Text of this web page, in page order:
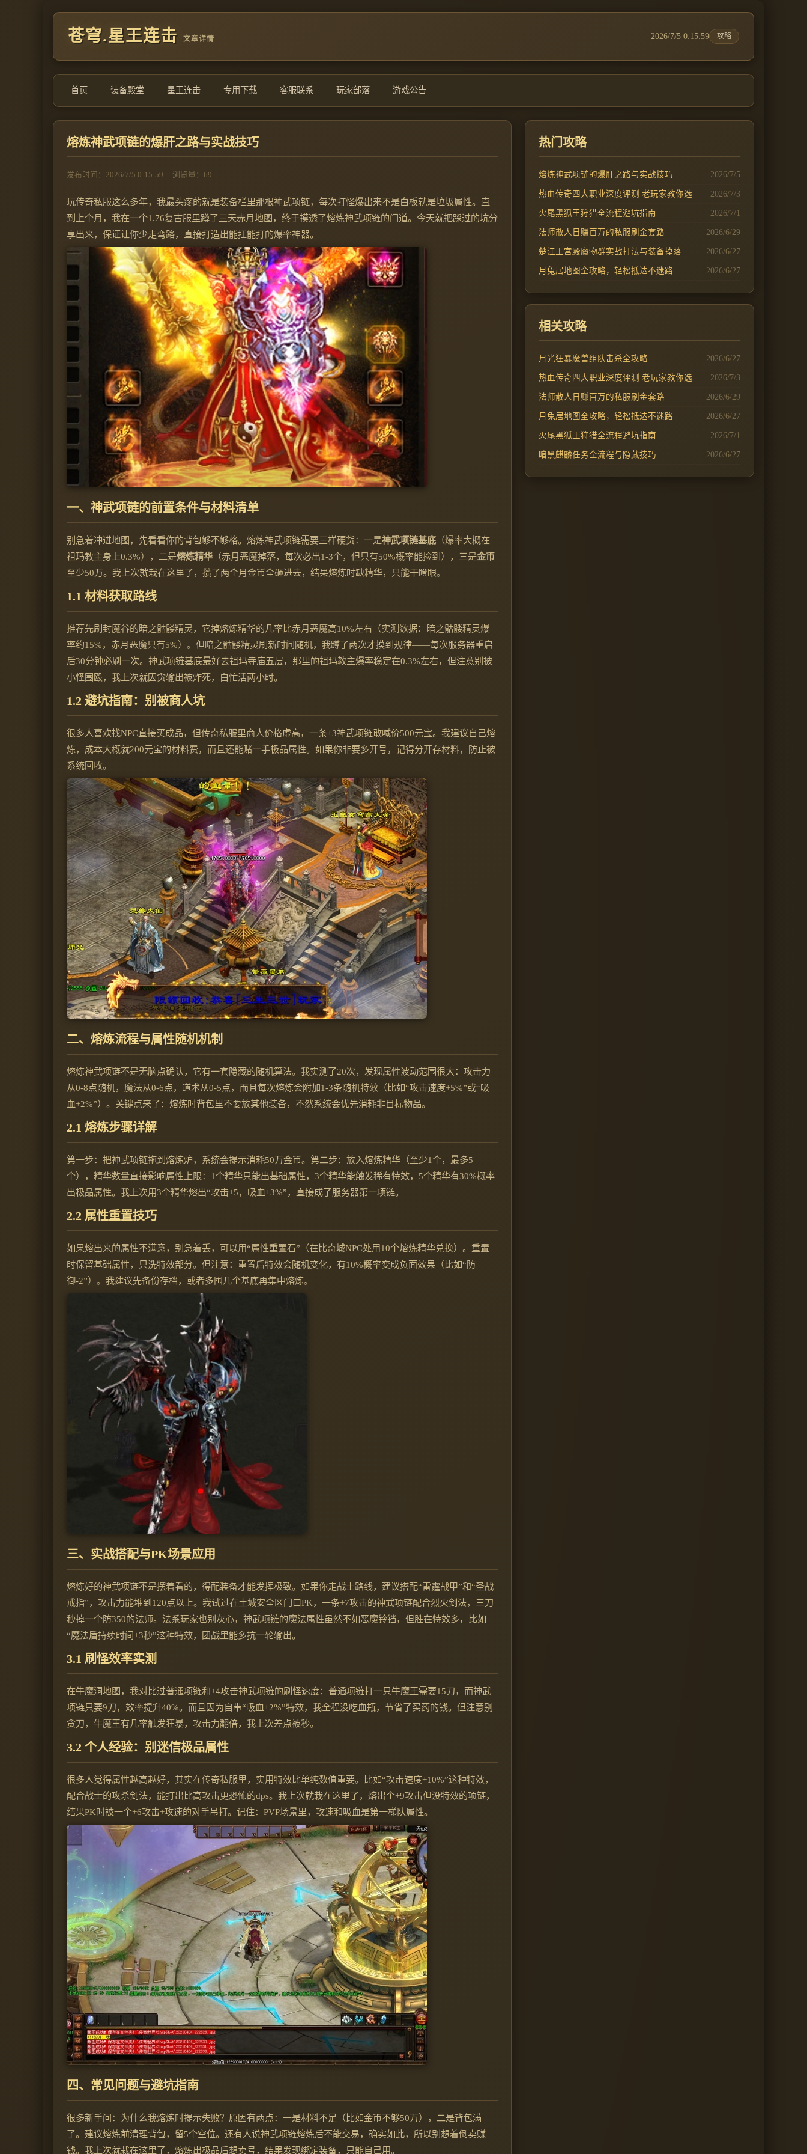
苍穹.星王连击 文章详情 2026/7/5 0:15:59 攻略
首页 装备殿堂 星王连击 专用下载 客服联系 玩家部落 游戏公告
熔炼神武项链的爆肝之路与实战技巧
发布时间：2026/7/5 0:15:59 浏览量：69
玩传奇私服这么多年，我最头疼的就是装备栏里那根神武项链，每次打怪爆出来不是白板就是垃圾属性。直
到上个月，我在一个1.76复古服里蹲了三天赤月地图，终于摸透了熔炼神武项链的门道。今天就把踩过的坑分
享出来，保证让你少走弯路，直接打造出能扛能打的爆率神器。
一、神武项链的前置条件与材料清单
别急着冲进地图，先看看你的背包够不够格。熔炼神武项链需要三样硬货：一是神武项链基底 （爆率大概在
祖玛教主身上0.3%），二是熔炼精华 （赤月恶魔掉落，每次必出1-3个，但只有50%概率能捡到），三是金币
至少50万。我上次就栽在这里了，攒了两个月金币全砸进去，结果熔炼时缺精华，只能干瞪眼。
1.1 材料获取路线
推荐先刷封魔谷的暗之骷髅精灵，它掉熔炼精华的几率比赤月恶魔高10%左右（实测数据：暗之骷髅精灵爆
率约15%，赤月恶魔只有5%）。但暗之骷髅精灵刷新时间随机，我蹲了两次才摸到规律——每次服务器重启
后30分钟必刷一次。神武项链基底最好去祖玛寺庙五层，那里的祖玛教主爆率稳定在0.3%左右，但注意别被
小怪围殴，我上次就因贪输出被炸死，白忙活两小时。
1.2 避坑指南：别被商人坑
很多人喜欢找NPC直接买成品，但传奇私服里商人价格虚高，一条+3神武项链敢喊价500元宝。我建议自己熔
炼，成本大概就200元宝的材料费，而且还能赌一手极品属性。如果你非要多开号，记得分开存材料，防止被
系统回收。
二、熔炼流程与属性随机机制
熔炼神武项链不是无脑点确认，它有一套隐藏的随机算法。我实测了20次，发现属性波动范围很大：攻击力
从0-8点随机，魔法从0-6点，道术从0-5点，而且每次熔炼会附加1-3条随机特效（比如“攻击速度+5%”或“吸
血+2%”）。关键点来了：熔炼时背包里不要放其他装备，不然系统会优先消耗非目标物品。
2.1 熔炼步骤详解
第一步：把神武项链拖到熔炼炉，系统会提示消耗50万金币。第二步：放入熔炼精华（至少1个，最多5
个），精华数量直接影响属性上限：1个精华只能出基础属性，3个精华能触发稀有特效，5个精华有30%概率
出极品属性。我上次用3个精华熔出“攻击+5，吸血+3%”，直接成了服务器第一项链。
2.2 属性重置技巧
如果熔出来的属性不满意，别急着丢，可以用“属性重置石”（在比奇城NPC处用10个熔炼精华兑换）。重置
时保留基础属性，只洗特效部分。但注意：重置后特效会随机变化，有10%概率变成负面效果（比如“防
御-2”）。我建议先备份存档，或者多囤几个基底再集中熔炼。
三、实战搭配与PK场景应用
熔炼好的神武项链不是摆着看的，得配装备才能发挥极致。如果你走战士路线，建议搭配“雷霆战甲”和“圣战
戒指”，攻击力能堆到120点以上。我试过在土城安全区门口PK，一条+7攻击的神武项链配合烈火剑法，三刀
秒掉一个防350的法师。法系玩家也别灰心，神武项链的魔法属性虽然不如恶魔铃铛，但胜在特效多，比如
“魔法盾持续时间+3秒”这种特效，团战里能多抗一轮输出。
3.1 刷怪效率实测
在牛魔洞地图，我对比过普通项链和+4攻击神武项链的刷怪速度：普通项链打一只牛魔王需要15刀，而神武
项链只要9刀，效率提升40%。而且因为自带“吸血+2%”特效，我全程没吃血瓶，节省了买药的钱。但注意别
贪刀，牛魔王有几率触发狂暴，攻击力翻倍，我上次差点被秒。
3.2 个人经验：别迷信极品属性
很多人觉得属性越高越好，其实在传奇私服里，实用特效比单纯数值重要。比如“攻击速度+10%”这种特效，
配合战士的攻杀剑法，能打出比高攻击更恐怖的dps。我上次就栽在这里了，熔出个+9攻击但没特效的项链，
结果PK时被一个+6攻击+攻速的对手吊打。记住：PVP场景里，攻速和吸血是第一梯队属性。
四、常见问题与避坑指南
很多新手问：为什么我熔炼时提示失败？原因有两点：一是材料不足（比如金币不够50万），二是背包满
了。建议熔炼前清理背包，留5个空位。还有人说神武项链熔炼后不能交易，确实如此，所以别想着倒卖赚
钱。我上次就栽在这里了，熔炼出极品后想卖号，结果发现绑定装备，只能自己用。
热门攻略
熔炼神武项链的爆肝之路与实战技巧 2026/7/5
热血传奇四大职业深度评测 老玩家教你选 2026/7/3
火尾黑狐王狩猎全流程避坑指南 2026/7/1
法师散人日赚百万的私服刷金套路 2026/6/29
楚江王宫殿魔物群实战打法与装备掉落 2026/6/27
月兔居地图全攻略，轻松抵达不迷路 2026/6/27
相关攻略
月光狂暴魔兽组队击杀全攻略 2026/6/27
热血传奇四大职业深度评测 老玩家教你选 2026/7/3
法师散人日赚百万的私服刷金套路 2026/6/29
月兔居地图全攻略，轻松抵达不迷路 2026/6/27
火尾黑狐王狩猎全流程避坑指南 2026/7/1
暗黑麒麟任务全流程与隐藏技巧 2026/6/27